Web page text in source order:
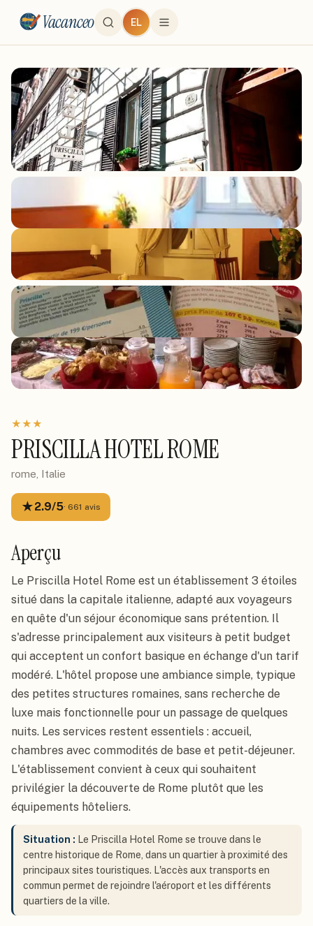
Vacanceo EL
★★★
PRISCILLA HOTEL ROME
rome, Italie
★2.9/5· 661 avis
Aperçu
Le Priscilla Hotel Rome est un établissement 3 étoiles
situé dans la capitale italienne, adapté aux voyageurs
en quête d'un séjour économique sans prétention. Il
s'adresse principalement aux visiteurs à petit budget
qui acceptent un confort basique en échange d'un tarif
modéré. L'hôtel propose une ambiance simple, typique
des petites structures romaines, sans recherche de
luxe mais fonctionnelle pour un passage de quelques
nuits. Les services restent essentiels : accueil,
chambres avec commodités de base et petit-déjeuner.
L'établissement convient à ceux qui souhaitent
privilégier la découverte de Rome plutôt que les
équipements hôteliers.
Situation : Le Priscilla Hotel Rome se trouve dans le
centre historique de Rome, dans un quartier à proximité des
principaux sites touristiques. L'accès aux transports en
commun permet de rejoindre l'aéroport et les différents
quartiers de la ville.